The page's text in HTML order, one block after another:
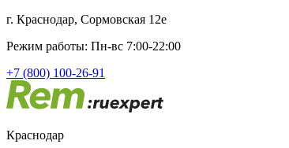
г. Краснодар, Сормовская 12е
Режим работы: Пн-вс 7:00-22:00
+7 (800) 100-26-91
Краснодар